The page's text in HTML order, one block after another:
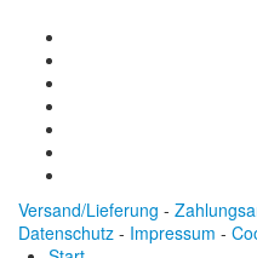
Versand/Lieferung -
Datenschutz - Impressum -